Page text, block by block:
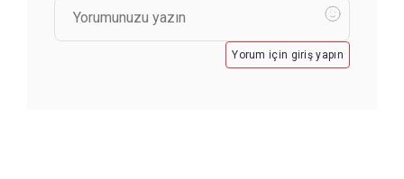
Yorum için giriş yapın